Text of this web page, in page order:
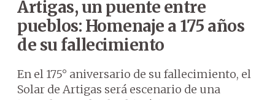
Artigas, un puente entre
pueblos: Homenaje a 175 años
de su fallecimiento
En el 175° aniversario de su fallecimiento, el
Solar de Artigas será escenario de una